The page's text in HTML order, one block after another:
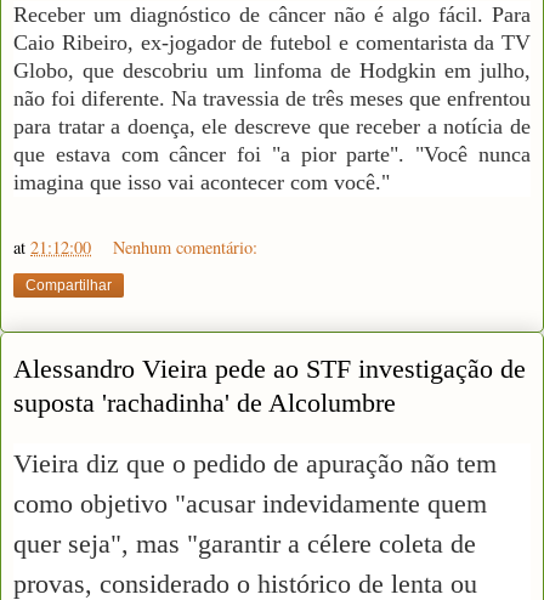
Receber um diagnóstico de câncer não é algo fácil. Para
Caio Ribeiro, ex-jogador de futebol e comentarista da TV
Globo, que descobriu um linfoma de Hodgkin em julho,
não foi diferente. Na travessia de três meses que enfrentou
para tratar a doença, ele descreve que receber a notícia de
que estava com câncer foi "a pior parte". "Você nunca
imagina que isso vai acontecer com você."
at 21:12:00 Nenhum comentário:
Compartilhar
Alessandro Vieira pede ao STF investigação de
suposta 'rachadinha' de Alcolumbre
Vieira diz que o pedido de apuração não tem
como objetivo "acusar indevidamente quem
quer seja", mas "garantir a célere coleta de
provas, considerado o histórico de lenta ou